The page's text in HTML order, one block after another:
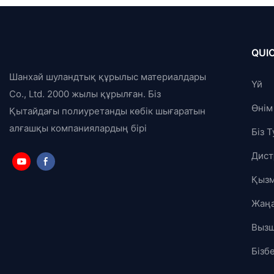
Шанхай шуландтық құрылыс материалдары
Co., Ltd. 2000 жылы құрылған. Біз
Қытайдағы полиуретанды көбік шығаратын
алғашқы компаниялардың бірі
Үй
Өнім
Біз